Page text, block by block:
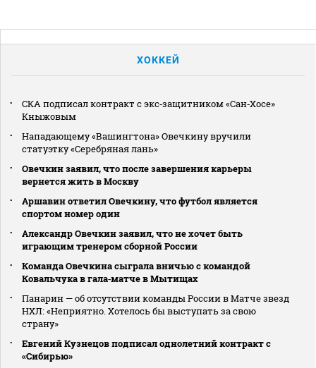
ХОККЕЙ
СКА подписал контракт с экс‑защитником «Сан‑Хосе»
Кныжовым
Нападающему «Вашингтона» Овечкину вручили
статуэтку «Серебряная лань»
Овечкин заявил, что после завершения карьеры
вернется жить в Москву
Аршавин ответил Овечкину, что футбол является
спортом номер один
Александр Овечкин заявил, что не хочет быть
играющим тренером сборной России
Команда Овечкина сыграла вничью с командой
Ковальчука в гала‑матче в Мытищах
Панарин — об отсутствии команды России в Матче звезд
НХЛ: «Неприятно. Хотелось бы выступать за свою
страну»
Евгений Кузнецов подписал однолетний контракт с
«Сибирью»